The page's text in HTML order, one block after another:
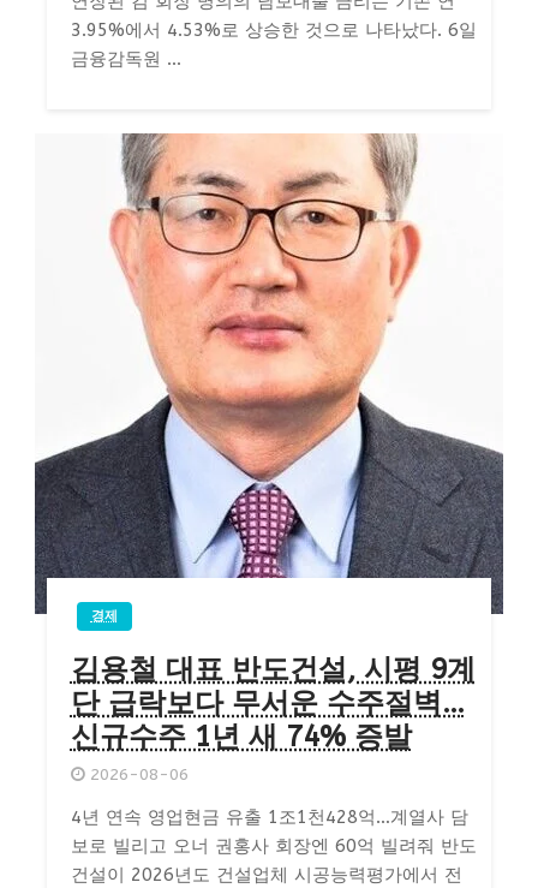
3.95%에서 4.53%로 상승한 것으로 나타났다. 6일
금융감독원 ...
경제
김용철 대표 반도건설, 시평 9계
단 급락보다 무서운 수주절벽…
신규수주 1년 새 74% 증발
2026-08-06
4년 연속 영업현금 유출 1조1천428억…계열사 담
보로 빌리고 오너 권홍사 회장엔 60억 빌려줘 반도
건설이 2026년도 건설업체 시공능력평가에서 전